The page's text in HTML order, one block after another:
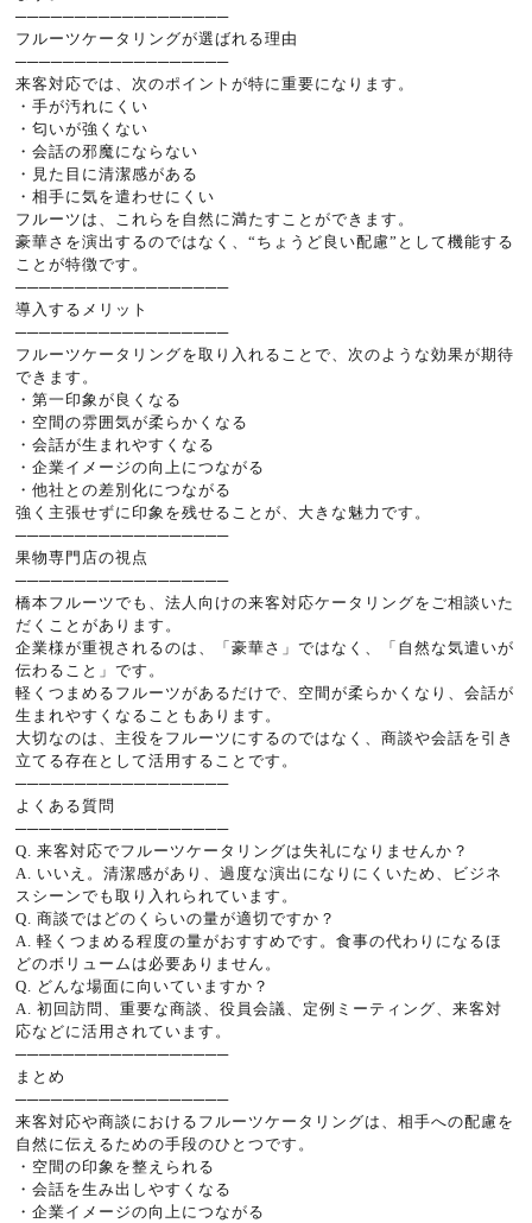
──────────────────
フルーツケータリングが選ばれる理由
──────────────────
来客対応では、次のポイントが特に重要になります。
・手が汚れにくい
・匂いが強くない
・会話の邪魔にならない
・見た目に清潔感がある
・相手に気を遣わせにくい
フルーツは、これらを自然に満たすことができます。
豪華さを演出するのではなく、“ちょうど良い配慮”として機能する
ことが特徴です。
──────────────────
導入するメリット
──────────────────
フルーツケータリングを取り入れることで、次のような効果が期待
できます。
・第一印象が良くなる
・空間の雰囲気が柔らかくなる
・会話が生まれやすくなる
・企業イメージの向上につながる
・他社との差別化につながる
強く主張せずに印象を残せることが、大きな魅力です。
──────────────────
果物専門店の視点
──────────────────
橋本フルーツでも、法人向けの来客対応ケータリングをご相談いた
だくことがあります。
企業様が重視されるのは、「豪華さ」ではなく、「自然な気遣いが
伝わること」です。
軽くつまめるフルーツがあるだけで、空間が柔らかくなり、会話が
生まれやすくなることもあります。
大切なのは、主役をフルーツにするのではなく、商談や会話を引き
立てる存在として活用することです。
──────────────────
よくある質問
──────────────────
Q. 来客対応でフルーツケータリングは失礼になりませんか？
A. いいえ。清潔感があり、過度な演出になりにくいため、ビジネ
スシーンでも取り入れられています。
Q. 商談ではどのくらいの量が適切ですか？
A. 軽くつまめる程度の量がおすすめです。食事の代わりになるほ
どのボリュームは必要ありません。
Q. どんな場面に向いていますか？
A. 初回訪問、重要な商談、役員会議、定例ミーティング、来客対
応などに活用されています。
──────────────────
まとめ
──────────────────
来客対応や商談におけるフルーツケータリングは、相手への配慮を
自然に伝えるための手段のひとつです。
・空間の印象を整えられる
・会話を生み出しやすくなる
・企業イメージの向上につながる